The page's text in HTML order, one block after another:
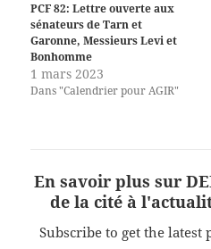
PCF 82: Lettre ouverte aux
sénateurs de Tarn et
Garonne, Messieurs Levi et
Bonhomme
1 mars 2023
Dans "Calendrier pour AGIR"
En savoir plus sur
de la cité à
Subscribe to get the latest